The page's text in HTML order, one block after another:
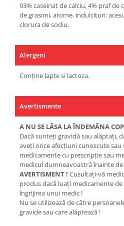
93% caseinat de calciu, 4% praf
de grasimi, arome, indulcitori:
clorura de sodiu.
Alergeni
Conține lapte si lactoza.
Avertismente
A NU SE LĂSA LA ÎNDEMÂNA
Dacă sunteţi gravidă sau alăptaţi,
aveţi orice afecţiuni cunoscute sau
medicamente cu prescripţie sau
medicul dumneavoastră înainte
AVERTISMENT ! Cusultaţi-vă
produs dacă luaţi medicamente
îngrijirea unui medic !
Nu se utilizează de către
gravide sau care alăptează !